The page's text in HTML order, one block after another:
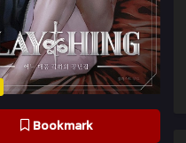
Bookmark